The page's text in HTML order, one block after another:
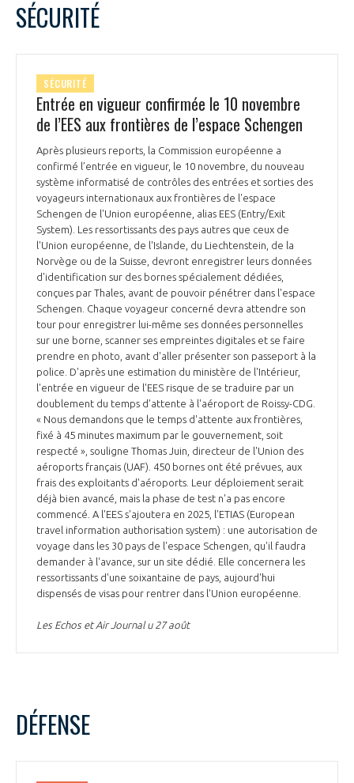
SÉCURITÉ
SÉCURITÉ
Entrée en vigueur confirmée le 10 novembre
de l’EES aux frontières de l’espace Schengen
Après plusieurs reports, la Commission européenne a
confirmé l’entrée en vigueur, le 10 novembre, du nouveau
système informatisé de contrôles des entrées et sorties des
voyageurs internationaux aux frontières de l'espace
Schengen de l'Union européenne, alias EES (Entry/Exit
System). Les ressortissants des pays autres que ceux de
l'Union européenne, de l'Islande, du Liechtenstein, de la
Norvège ou de la Suisse, devront enregistrer leurs données
d'identification sur des bornes spécialement dédiées,
conçues par Thales, avant de pouvoir pénétrer dans l'espace
Schengen. Chaque voyageur concerné devra attendre son
tour pour enregistrer lui-même ses données personnelles
sur une borne, scanner ses empreintes digitales et se faire
prendre en photo, avant d'aller présenter son passeport à la
police. D'après une estimation du ministère de l'Intérieur,
l'entrée en vigueur de l'EES risque de se traduire par un
doublement du temps d'attente à l'aéroport de Roissy-CDG.
« Nous demandons que le temps d'attente aux frontières,
fixé à 45 minutes maximum par le gouvernement, soit
respecté », souligne Thomas Juin, directeur de l'Union des
aéroports français (UAF). 450 bornes ont été prévues, aux
frais des exploitants d'aéroports. Leur déploiement serait
déjà bien avancé, mais la phase de test n'a pas encore
commencé. A l'EES s'ajoutera en 2025, l'ETIAS (European
travel information authorisation system) : une autorisation de
voyage dans les 30 pays de l'espace Schengen, qu'il faudra
demander à l'avance, sur un site dédié. Elle concernera les
ressortissants d'une soixantaine de pays, aujourd'hui
dispensés de visas pour rentrer dans l'Union européenne.
Les Echos et Air Journal u 27 août
DÉFENSE